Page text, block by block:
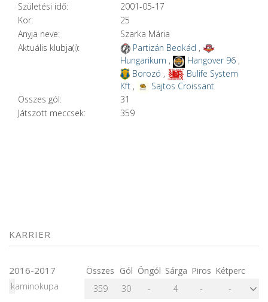
Születési idő:
2001-05-17
Kor:
25
Anyja neve:
Szarka Mária
Aktuális klubja(i):
Partizán Beokád ,
Hungarikum , Hangover 96,
Borozó ,
Bulife System
Kft,
Sajtos Croissant
Összes gól:
31
Játszott meccsek:
359
KARRIER
2016-2017 Összes Gól Öngól Sárga Piros Kétperc
kaminokupa
359 30 - 4 - -